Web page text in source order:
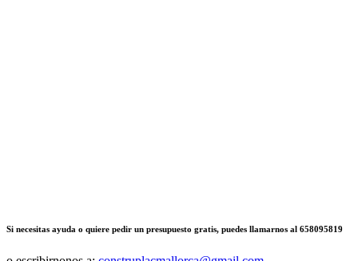
Si necesitas ayuda o quiere pedir un presupuesto gratis, puedes llamarnos al 658095819